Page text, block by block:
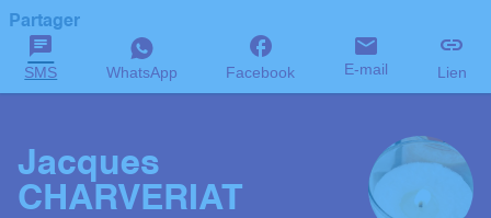
Partager
SMS WhatsApp Facebook E-mail Lien
Jacques
CHARVERIAT